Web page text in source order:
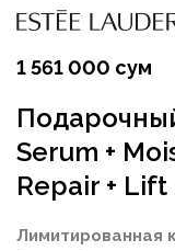
1 561 000 сум
Serum +
Repair + Lift
Лимитированная